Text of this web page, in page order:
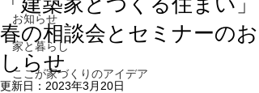
お知らせ
家と暮らし
ここが家づくりのアイデア
春の相談会とセミナーのお
しらせ
更新日： 2023年3月20日